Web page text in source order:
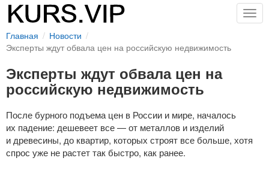
Главная
Новости
Эксперты ждут обвала цен на российскую недвижимость
Эксперты ждут обвала цен на
российскую недвижимость
После бурного подъема цен в России и мире, началось
их падение: дешевеет все — от металлов и изделий
и древесины, до квартир, которых строят все больше, хотя
спрос уже не растет так быстро, как ранее.